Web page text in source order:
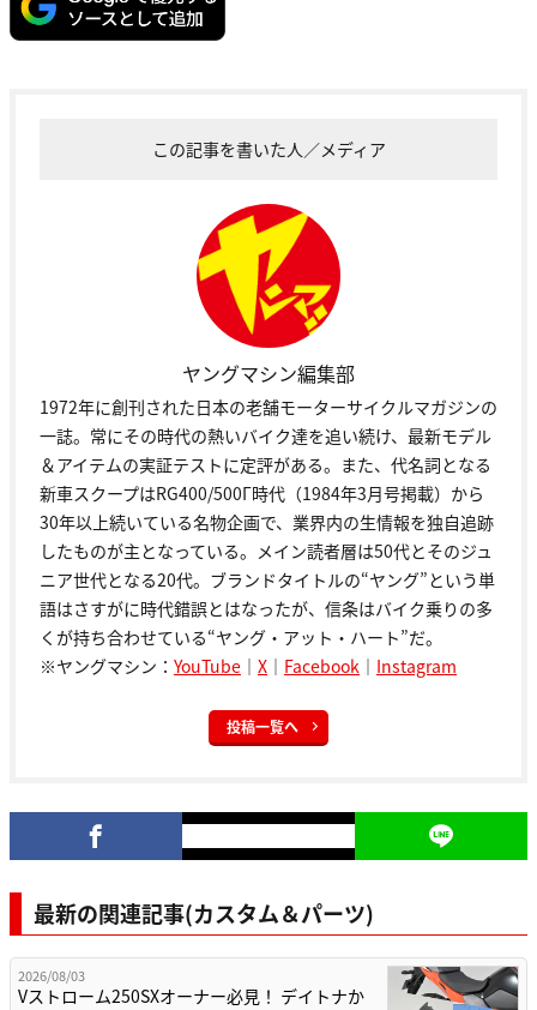
この記事を書いた人／メディア
ヤングマシン編集部
1972年に創刊された日本の老舗モーターサイクルマガジンの
一誌。常にその時代の熱いバイク達を追い続け、最新モデル
＆アイテムの実証テストに定評がある。また、代名詞となる
新車スクープはRG400/500Γ時代（1984年3月号掲載）から
30年以上続いている名物企画で、業界内の生情報を独自追跡
したものが主となっている。メイン読者層は50代とそのジュ
ニア世代となる20代。ブランドタイトルの“ヤング”という単
語はさすがに時代錯誤とはなったが、信条はバイク乗りの多
くが持ち合わせている“ヤング・アット・ハート”だ。
※ヤングマシン： YouTube ｜ X ｜ Facebook ｜ Instagram
投稿一覧へ
最新の関連記事(カスタム＆パーツ)
2026/08/03
Vストローム250SXオーナー必見！ デイトナか